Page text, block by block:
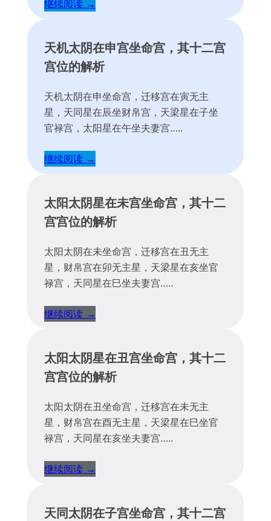
继续阅读 →
天机太阴在申宫坐命宫，其十二宫
宫位的解析
天机太阴在申坐命宫，迁移宫在寅无主
星，天同星在辰坐财帛宫，天梁星在子坐
官禄宫，太阳星在午坐夫妻宫…..
继续阅读 →
太阳太阴星在未宫坐命宫，其十二
宫宫位的解析
太阳太阴在未坐命宫，迁移宫在丑无主
星，财帛宫在卯无主星，天梁星在亥坐官
禄宫，天同星在巳坐夫妻宫…..
继续阅读 →
太阳太阴星在丑宫坐命宫，其十二
宫宫位的解析
太阳太阴在丑坐命宫，迁移宫在未无主
星，财帛宫在酉无主星，天梁星在巳坐官
禄宫，天同星在亥坐夫妻宫…..
继续阅读 →
天同太阴在子宫坐命宫，其十二宫